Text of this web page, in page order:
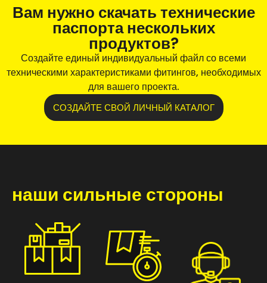
Вам нужно скачать технические
паспорта нескольких
продуктов?
Создайте единый индивидуальный файл со всеми
техническими характеристиками фитингов, необходимых
для вашего проекта.
СОЗДАЙТЕ СВОЙ ЛИЧНЫЙ КАТАЛОГ
наши сильные стороны